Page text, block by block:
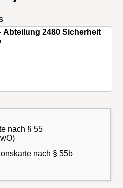
nach § 55b